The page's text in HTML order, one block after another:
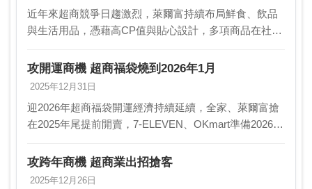
近年來超商競爭日趨激烈，萊爾富持續布局鮮食、飲品
與生活用品，憑藉高CP值與貼心設計，多項商品在社群
品。綜合網友討論熱度與高回購，精選出18款人氣商品
近…
攻開運商機 超商福袋燒到2026年1月
2025年12月31日
迎2026年超商福袋開運經濟持續延續，全家、萊爾富搶
在2025年尾提前開賣，7-ELEVEN、OKmart準備2026元
IP福袋、歡樂包及OPE…
攻跨年商機 超商業出招搶客
2025年12月26日